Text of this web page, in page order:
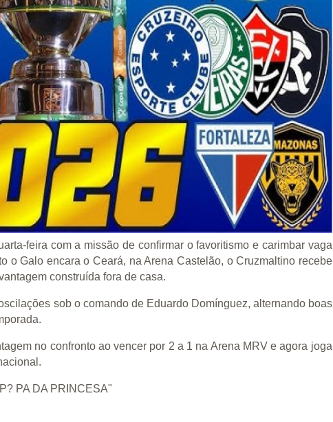
feira com a missão de confirmar o favoritismo e carimbar vaga
o Galo encara o Ceará, na Arena Castelão, o Cruzmaltino recebe
construída fora de casa.
sob o comando de Eduardo Domínguez, alternando boas
no confronto ao vencer por 2 a 1 na Arena MRV e agora joga